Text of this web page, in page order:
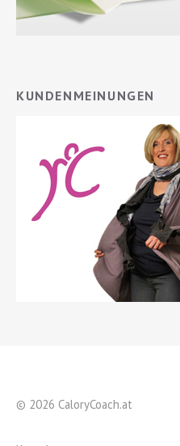
KUNDENMEINUNGEN
© 2026 CaloryCoach.at